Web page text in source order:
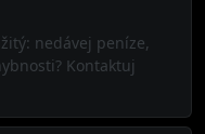
nedávej peníze,
Kontaktuj